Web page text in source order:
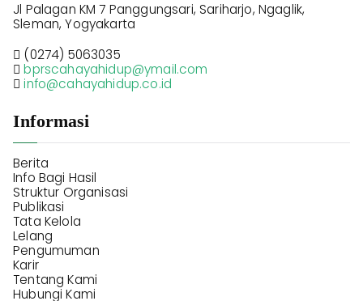
Jl Palagan KM 7 Panggungsari, Sariharjo, Ngaglik,
Sleman, Yogyakarta
(0274) 5063035
bprscahayahidup@ymail.com
info@cahayahidup.co.id
Informasi
Berita
Info Bagi Hasil
Struktur Organisasi
Publikasi
Tata Kelola
Lelang
Pengumuman
Karir
Tentang Kami
Hubungi Kami